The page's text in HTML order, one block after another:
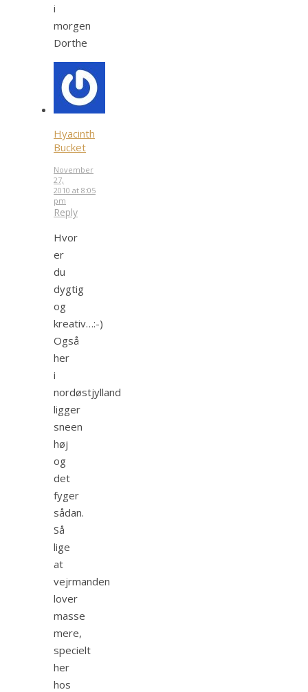
i
morgen
Dorthe
Hyacinth
Bucket
November
27,
2010 at 8:05
pm
Reply
Hvor
er
du
dygtig
og
kreativ…:-)
Også
her
i
nordøstjylland
ligger
sneen
høj
og
det
fyger
sådan.
Så
lige
at
vejrmanden
lover
masse
mere,
specielt
her
hos